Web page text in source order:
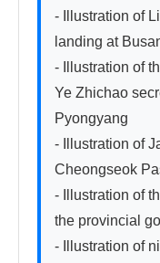
- Illustration of
landing at
- Illustration of
Ye Zhichao
Pyongyang
- Illustration of
Cheongseok
- Illustration of
the provincial
- Illustration of